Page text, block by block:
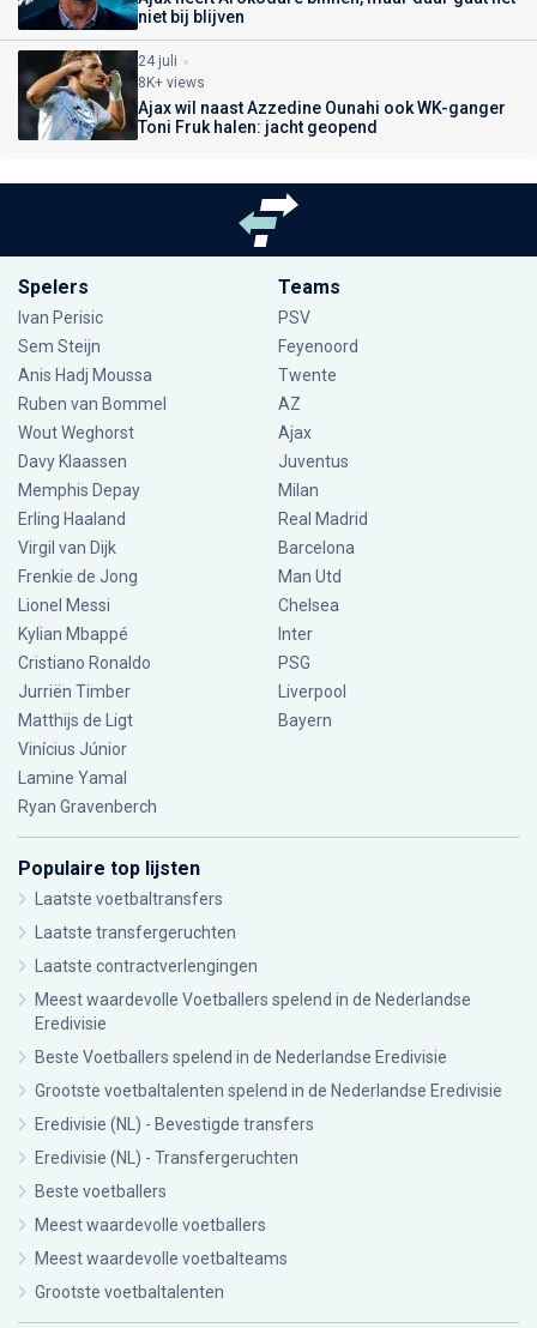
niet bij blijven
24 juli
8K+ views
Ajax wil naast Azzedine Ounahi ook WK-ganger
Toni Fruk halen: jacht geopend
Spelers
Ivan Perisic
Sem Steijn
Anis Hadj Moussa
Ruben van Bommel
Wout Weghorst
Davy Klaassen
Memphis Depay
Erling Haaland
Virgil van Dijk
Frenkie de Jong
Lionel Messi
Kylian Mbappé
Cristiano Ronaldo
Jurriën Timber
Matthijs de Ligt
Vinícius Júnior
Lamine Yamal
Ryan Gravenberch
Teams
PSV
Feyenoord
Twente
AZ
Ajax
Juventus
Milan
Real Madrid
Barcelona
Man Utd
Chelsea
Inter
PSG
Liverpool
Bayern
Populaire top lijsten
Laatste voetbaltransfers
Laatste transfergeruchten
Laatste contractverlengingen
Meest waardevolle Voetballers spelend in de Nederlandse
Eredivisie
Beste Voetballers spelend in de Nederlandse Eredivisie
Grootste voetbaltalenten spelend in de Nederlandse Eredivisie
Eredivisie (NL) - Bevestigde transfers
Eredivisie (NL) - Transfergeruchten
Beste voetballers
Meest waardevolle voetballers
Meest waardevolle voetbalteams
Grootste voetbaltalenten